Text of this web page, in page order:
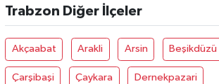
Trabzon Diğer İlçeler
Akçaabat Arakli Arsin Beşikdüzü
Çarşibaşi Çaykara Dernekpazari